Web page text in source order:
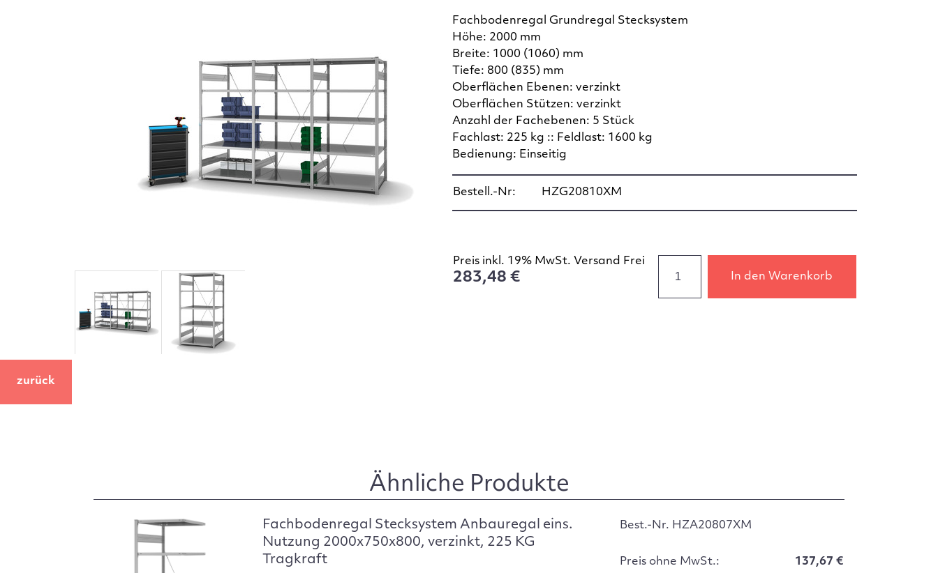
Fachbodenregal Grundregal Stecksystem
Höhe: 2000 mm
Breite: 1000 (1060) mm
Tiefe: 800 (835) mm
Oberflächen Ebenen: verzinkt
Oberflächen Stützen: verzinkt
Anzahl der Fachebenen: 5 Stück
Fachlast: 225 kg :: Feldlast: 1600 kg
Bedienung: Einseitig
Bestell.-Nr: HZG20810XM
Preis inkl. 19% MwSt. Versand Frei
283,48 € In den Warenkorb
zurück
Ähnliche Produkte
Fachbodenregal Stecksystem Anbauregal eins.
Nutzung 2000x750x800, verzinkt, 225 KG
Tragkraft
Best.-Nr. HZA20807XM
Preis ohne MwSt.:
137,67 €